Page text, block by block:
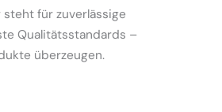
steht für zuverlässige
Qualitätsstandards –
überzeugen.